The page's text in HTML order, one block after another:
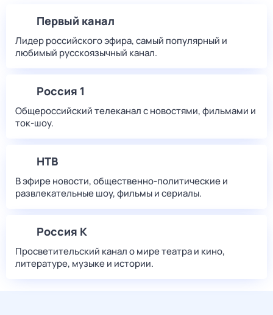
Первый канал
Лидер российского эфира, самый популярный и
любимый русскоязычный канал.
Россия 1
Общероссийский телеканал с новостями, фильмами и
ток-шоу.
НТВ
В эфире новости, общественно-политические и
развлекательные шоу, фильмы и сериалы.
Россия К
Просветительский канал о мире театра и кино,
литературе, музыке и истории.